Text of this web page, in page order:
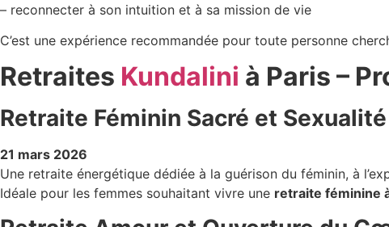
– reconnecter à son intuition et à sa mission de vie
C’est une expérience recommandée pour toute personne
Retraites Kundalini à Paris –
Retraite Féminin Sacré et
21 mars 2026
Une retraite énergétique dédiée à la guérison du féminin, à
Idéale pour les femmes souhaitant vivre une retraite féminine